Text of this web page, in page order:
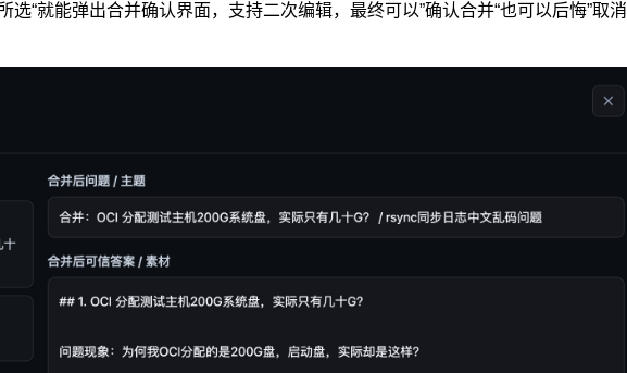
选“就能弹出合并确认界面，支持二次编辑，最终可以”确认合并“也可以后悔”取消